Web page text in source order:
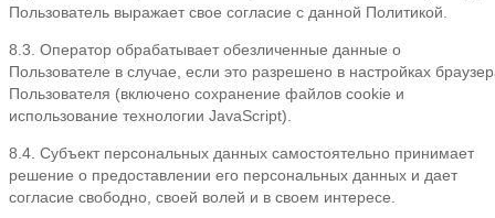
Пользователь выражает свое согласие с данной Политикой.
8.3. Оператор обрабатывает обезличенные данные о
Пользователе в случае, если это разрешено в настройках
Пользователя (включено сохранение файлов cookie и
использование технологии JavaScript).
8.4. Субъект персональных данных самостоятельно принимает
решение о предоставлении его персональных данных и дает
согласие свободно, своей волей и в своем интересе.